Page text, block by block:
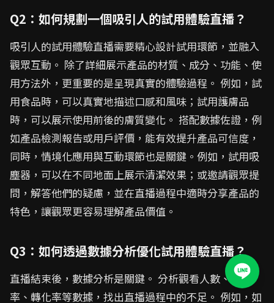
Q2：如何規劃一個吸引人的試用體驗直播？
吸引人的試用體驗直播需要精心設計試用環節，並融入
觀眾互動。 除了詳細展示產品的材質、成分、功能、使
用方法外，更重要的是呈現真實的體驗過程。 例如，試
用食品時，可以真實地描述口感和風味；試用護膚品
時，可以展示使用前後的膚質變化。 搭配數據佐證，例
如產品檢測報告或用戶評價，能有效提升產品可信度，
同時，情境化應用與互動環節也是關鍵。例如，試用吸
塵器，可以在不同地面上展示清潔效果；或邀請觀眾提
問，解答他們的疑慮，並在直播過程中適時分享產品的
特色，讓觀眾更容易理解產品價值。
Q3：如何透過數據分析優化試用體驗直播？
直播結束後，數據分析是關鍵。 分析觀看人數、互動
率、轉化率等數據，找出直播過程中的不足。 例如，如